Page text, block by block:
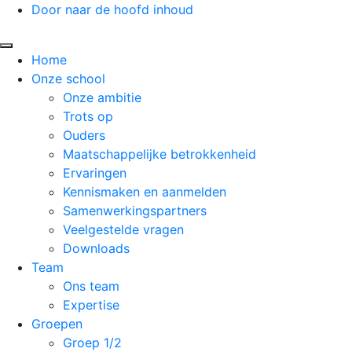
Door naar de hoofd inhoud
Toggle navigation
Home
Onze school
Onze ambitie
Trots op
Ouders
Maatschappelijke betrokkenheid
Ervaringen
Kennismaken en aanmelden
Samenwerkingspartners
Veelgestelde vragen
Downloads
Team
Ons team
Expertise
Groepen
Groep 1/2